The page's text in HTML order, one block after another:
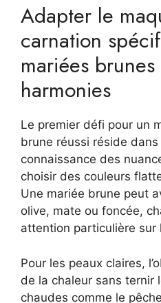
Adapter le
carnation
mariées
harmonies
Le premier défi pour un
brune réussi réside
connaissance des
choisir des couleurs
Une mariée brune peut
olive, mate ou foncée,
attention particulière sur
Pour les peaux claires,
de la chaleur sans ternir
chaudes comme le